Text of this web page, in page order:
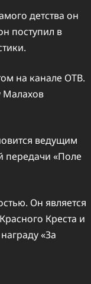
детства он
поступил в
на канале ОТВ.
Малахов
ведущим
передачи «Поле
Он является
Креста и
«За